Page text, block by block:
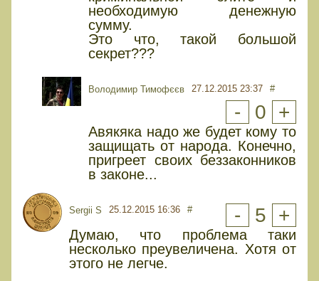
необходимую денежную
сумму.
Это что, такой большой
секрет???
Володимир Тимофєєв 27.12.2015 23:37 #
- 0 +
Авякяка надо же будет кому то
защищать от народа. Конечно,
пригреет своих беззаконников
в законе...
Sergii S 25.12.2015 16:36 # - 5 +
Думаю, что проблема таки
несколько преувеличена. Хотя от
этого не легче.